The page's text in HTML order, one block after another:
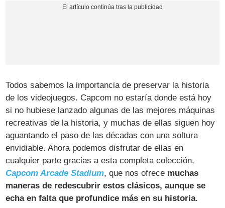
Todos sabemos la importancia de preservar la historia
de los videojuegos. Capcom no estaría donde está hoy
si no hubiese lanzado algunas de las mejores máquinas
recreativas de la historia, y muchas de ellas siguen hoy
aguantando el paso de las décadas con una soltura
envidiable. Ahora podemos disfrutar de ellas en
cualquier parte gracias a esta completa colección,
Capcom Arcade Stadium, que nos ofrece muchas
maneras de redescubrir estos clásicos, aunque se
echa en falta que profundice más en su historia.